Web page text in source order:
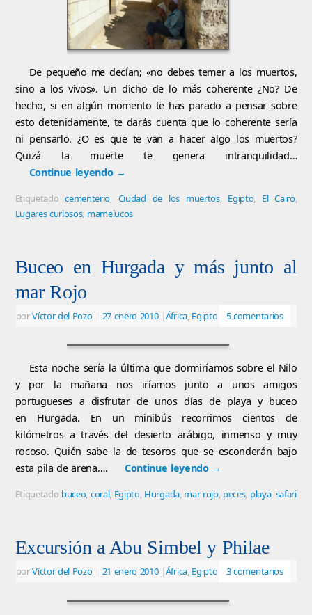
De pequeño me decían; «no debes temer a los muertos,
sino a los vivos». Un dicho de lo más coherente ¿No? De
hecho, si en algún momento te has parado a pensar sobre
esto detenidamente, te darás cuenta que lo coherente sería
ni pensarlo. ¿O es que te van a hacer algo los muertos?
Quizá la muerte te genera intranquilidad…
Continue leyendo →
Etiquetadocementerio, Ciudad de los muertos, Egipto, El Cairo,
Lugares curiosos, mamelucos
Buceo en Hurgada y más junto al
mar Rojo
porVíctor del Pozo | 27 enero 2010 |África, Egipto 5 comentarios
Esta noche sería la última que dormiríamos sobre el Nilo
y por la mañana nos iríamos junto a unos amigos
portugueses a disfrutar de unos días de playa y buceo
en Hurgada. En un minibús recorrimos cientos de
kilómetros a través del desierto arábigo, inmenso y muy
rocoso. Quién sabe la de tesoros que se esconderán bajo
esta pila de arena….
Continue leyendo →
Etiquetado buceo, coral, Egipto, Hurgada, mar rojo, peces, playa, safari
Excursión a Abu Simbel y Philae
porVíctor del Pozo | 21 enero 2010 |África, Egipto 3 comentarios